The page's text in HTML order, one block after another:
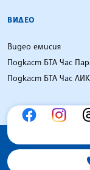
ВИДЕО
Видео емисия
Подкаст БТА Час
Подкаст БТА Час ЛИК